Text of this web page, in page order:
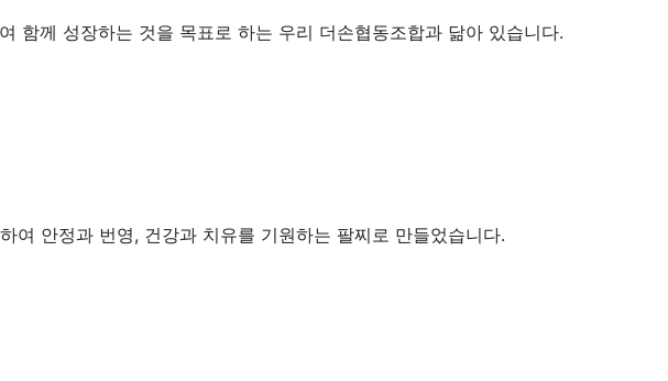
함께 성장하는 것을 목표로 하는 우리 더손협동조합과 닮아 있습니다.
안정과 번영, 건강과 치유를 기원하는 팔찌로 만들었습니다.